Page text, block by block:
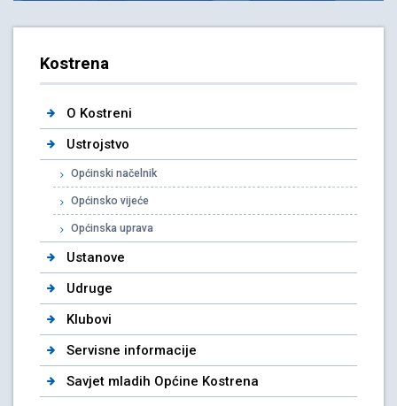
Kostrena
O Kostreni
Ustrojstvo
Općinski načelnik
Općinsko vijeće
Općinska uprava
Ustanove
Udruge
Klubovi
Servisne informacije
Savjet mladih Općine Kostrena